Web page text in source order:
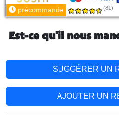
précommande (81)
Est-ce qu'il nous
SUGGÉRER UN
AJOUTER UN